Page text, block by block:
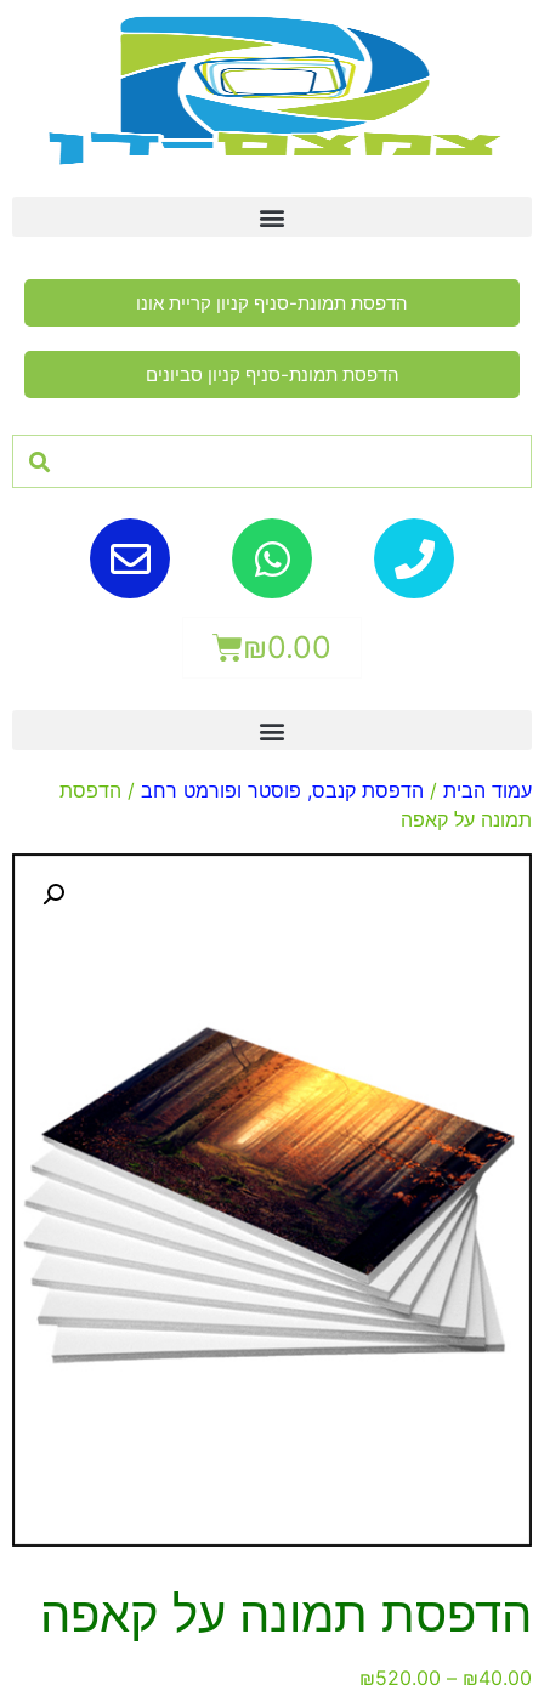
הדפסת תמונת-סניף קניון קריית אונו
הדפסת תמונת-סניף קניון סביונים
₪0.00
עמוד הבית / הדפסת קנבס, פוסטר ופורמט רחב / הדפסת
תמונה על קאפה
הדפסת תמונה על קאפה
₪40.00
–
₪520.00